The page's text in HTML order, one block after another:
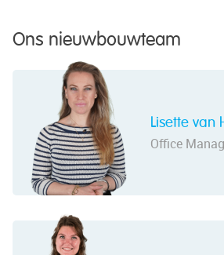
Ons nieuwbouwteam
Lisette van
Office